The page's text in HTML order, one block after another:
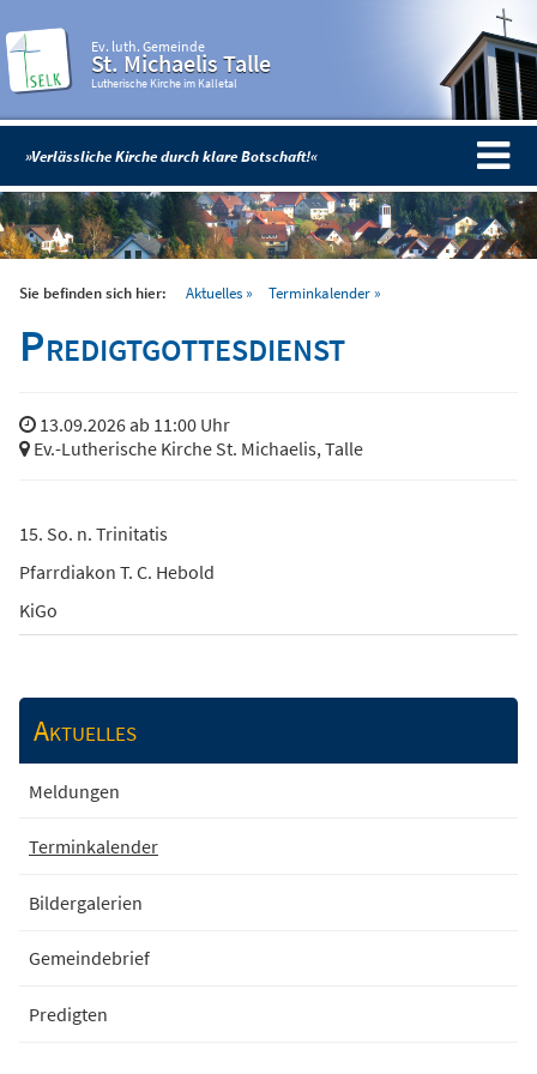
Ev. luth. Gemeinde
St. Michaelis Talle
Lutherische Kirche im Kalletal
»Verlässliche Kirche durch klare Botschaft!«
Sie befinden sich hier: Aktuelles Terminkalender
Predigtgottesdienst
13.09.2026 ab 11:00 Uhr
Ev.-Lutherische Kirche St. Michaelis, Talle
15. So. n. Trinitatis
Pfarrdiakon T. C. Hebold
KiGo
Aktuelles
Meldungen
Terminkalender
Bildergalerien
Gemeindebrief
Predigten